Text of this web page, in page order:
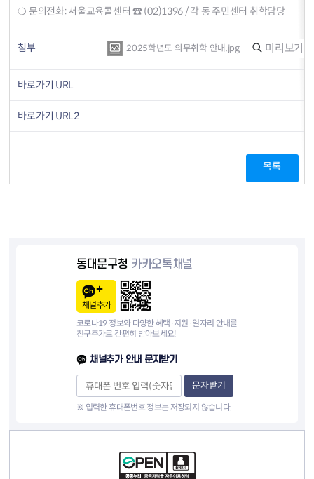
❍ 문의전화: 서울교육콜센터 ☎ (02)1396 / 각 동 주민센터 취학담당
첨부 2025학년도 의무취학 안내.jpg 미리보기
바로가기 URL
바로가기 URL2
목록
동대문구청 카카오톡채널
채널추가
코로나19 정보와 다양한 혜택·지원·일자리 안내를
친구추가로 간편히 받아보세요!
채널추가 안내 문자받기
문자받기
※ 입력한 휴대폰번호 정보는 저장되지 않습니다.